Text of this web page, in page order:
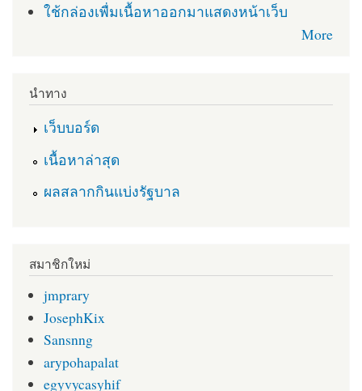
ใช้กล่องเพื่มเนื้อหาออกมาแสดงหน้าเว็บ
More
นำทาง
เว็บบอร์ด
เนื้อหาล่าสุด
ผลสลากกินแบ่งรัฐบาล
สมาชิกใหม่
jmprary
JosephKix
Sansnng
arypohapalat
egyvycasyhif